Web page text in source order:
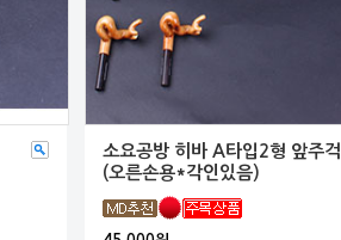
소요공방 히바 A타입2형 앞주걱
(오른손용*각인있음)